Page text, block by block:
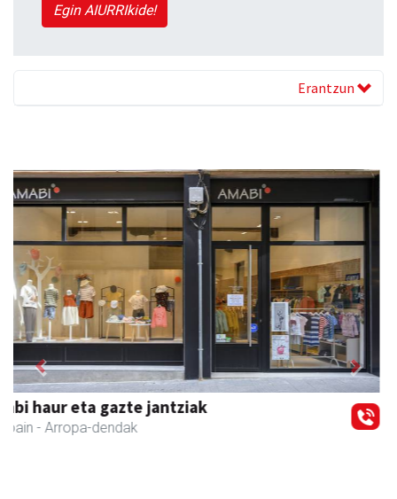
Egin AIURRIkide!
Erantzun
Osane belar eta eko denda
Urnieta - Akupuntura
Previous Next